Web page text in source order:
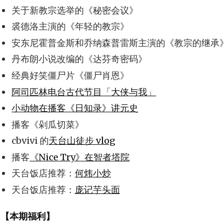
关于新教宗选举的《秘密会议》
裘德洛主演的《年轻的教宗》
安东尼霍普金斯和乔纳森普雷斯主演的《教宗的继承》
丹布朗小说改编的《达芬奇密码》
经典好笑僵尸片《僵尸肖恩》
阿司匹林电台古代节目「大侠与我」
小动物在播客《日知录》讲元史
播客《剁瓜切菜》
cbvivi 的天台山徒步 vlog
播客 《Nice Try》在智者塔院
天台饭店推荐： 何炜小炒
天台饭店推荐： 庞记芋头面
【本期福利】